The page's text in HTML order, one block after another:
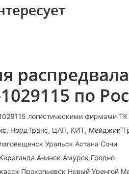
распредвала
по
логистическими фирмами
НордТранс, ЦАП, КИТ, Мейджик
Уральск Астана Сочи
Ачинск Амурск Гродно
Прокопьевск Новый Уренгой